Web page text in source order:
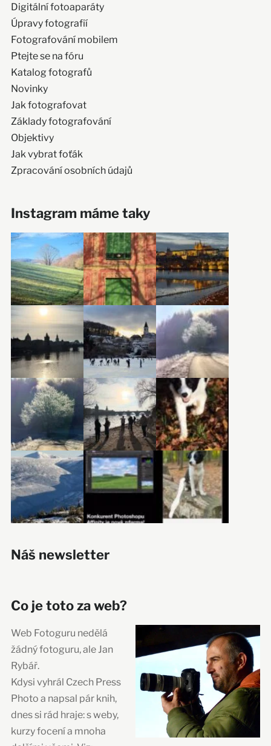
Digitální fotoaparáty
Úpravy fotografií
Fotografování mobilem
Ptejte se na fóru
Katalog fotografů
Novinky
Jak fotografovat
Základy fotografování
Objektivy
Jak vybrat foťák
Zpracování osobních údajů
Instagram máme taky
Náš newsletter
Co je toto za web?
Web Fotoguru nedělá
žádný fotoguru, ale Jan
Rybář.
Kdysi vyhrál Czech Press
Photo a napsal pár knih,
dnes si rád hraje: s weby,
kurzy focení a mnoha